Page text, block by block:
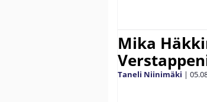
Mika
Taneli Niinimäki |